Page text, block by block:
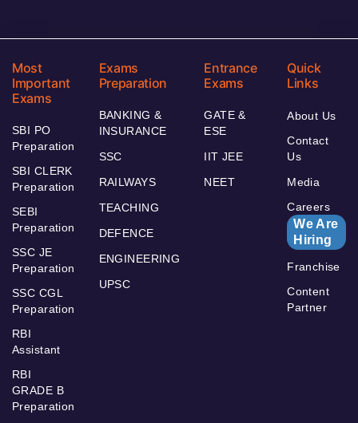
Most
Important
Exams
SBI PO
Preparation
SBI CLERK
Preparation
SEBI
Preparation
SSC JE
Preparation
SSC CGL
Preparation
RBI
Assistant
RBI
GRADE B
Preparation
Exams
Preparation
BANKING &
INSURANCE
SSC
RAILWAYS
TEACHING
DEFENCE
ENGINEERING
UPSC
Entrance
Exams
GATE &
ESE
IIT JEE
NEET
Quick
Links
About Us
Contact
Us
Media
Careers
We Are
Hiring
Franchise
Content
Partner